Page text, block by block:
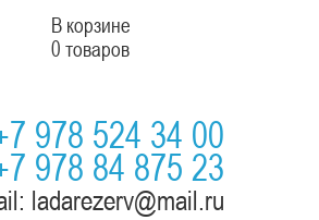
В корзине
0 товаров
978 524 34 00
978 84 875 23
ladarezerv@mail.ru